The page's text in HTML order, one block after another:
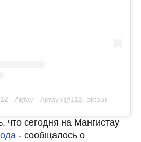
- Ақтау - Актау (@112_aktau)
что сегодня на Мангистау
- сообщалось о